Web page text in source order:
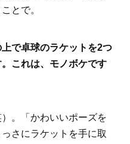
とで。
で卓球のラケットを2つ
これは、モノボケです
。「かわいいポーズを
さにラケットを手に取